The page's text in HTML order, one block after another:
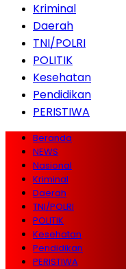
Kriminal
Daerah
TNI/POLRI
POLITIK
Kesehatan
Pendidikan
PERISTIWA
Beranda
NEWS
Nasional
Kriminal
Daerah
TNI/POLRI
POLITIK
Kesehatan
Pendidikan
PERISTIWA